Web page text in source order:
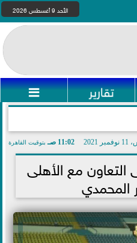
الأحد 9 أغسطس 2026
تقارير 
2021 11:02 صـ بتوقيت القاهرة
التعاون مع الأهلى
المحمدي